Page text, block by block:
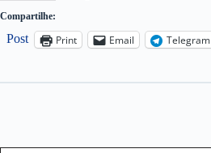
Compartilhe:
Post Print Email Telegram
Type your email…